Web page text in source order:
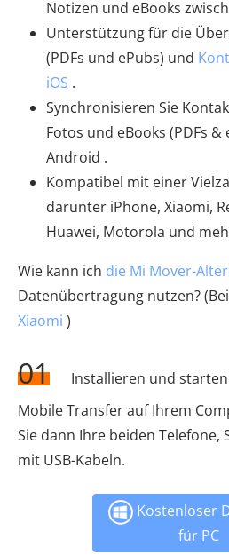
Notizen und eBooks
Unterstützung für die
(PDFs und ePubs) und
iOS .
Synchronisieren Sie
Fotos und eBooks (PDFs &
Android .
Kompatibel mit einer
darunter iPhone, Xiaomi,
Huawei, Motorola und
Wie kann ich die Mi Mover-
Datenübertragung nutzen?
Xiaomi )
01
Installieren und
Mobile Transfer auf Ihrem
Sie dann Ihre beiden Telefone,
mit USB-Kabeln.
Kostenloser
für PC